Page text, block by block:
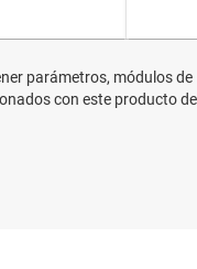
parámetros, módulos de
con este producto de